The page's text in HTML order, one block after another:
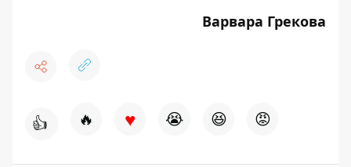
Варвара Грекова
👍 🔥 ♥ 😭 😆 😡